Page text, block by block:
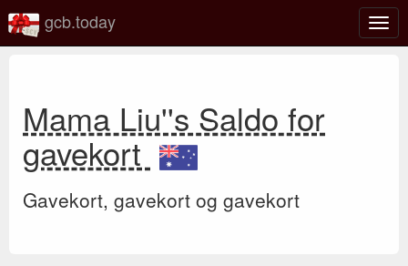
Slå
gcb.today
Mama Liu''s Saldo for
gavekort
Gavekort, gavekort og gavekort